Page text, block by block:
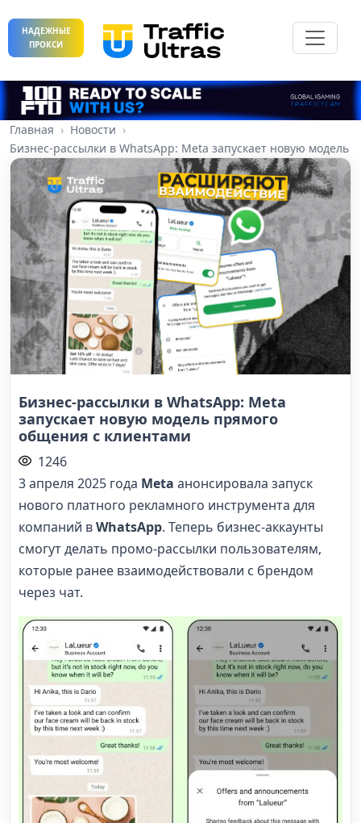
НАДЕЖНЫЕ
ПРОКСИ
Главная
Новости
Бизнес-рассылки в WhatsApp: Meta запускает новую модель
Бизнес-рассылки в WhatsApp: Meta
запускает новую модель прямого
общения с клиентами
1246
3 апреля 2025 года Meta анонсировала запуск
нового платного рекламного инструмента для
компаний вWhatsApp. Теперь бизнес-аккаунты
смогут делать промо-рассылки пользователям,
которые ранее взаимодействовали с брендом
через чат.